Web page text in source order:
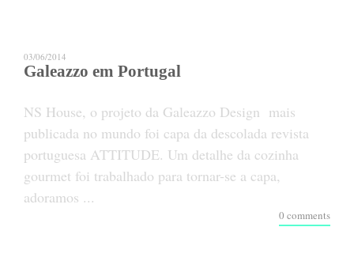
03/06/2014
Galeazzo em Portugal
NS House, o projeto da Galeazzo Design mais
publicada no mundo foi capa da descolada revista
portuguesa ATTITUDE. Um detalhe da cozinha
gourmet foi trabalhado para tornar-se a capa,
adoramos ...
0 comments